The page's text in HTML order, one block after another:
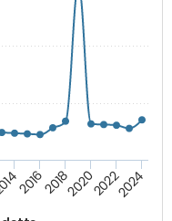
20162018202020222024